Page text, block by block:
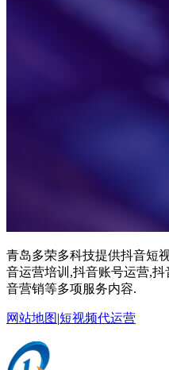
青岛多荣多科技提供抖音短
音运营培训,抖音账号运营,
音营销等多项服务内容.
网站地图|短视频代运营